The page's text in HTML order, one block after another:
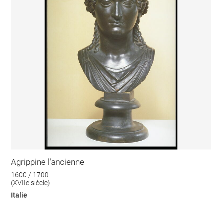
Agrippine l'ancienne
1600 / 1700
(XVIIe siècle)
Italie